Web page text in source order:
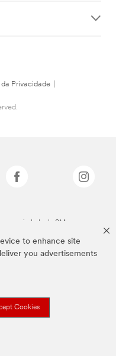
to enhance site
you advertisements
Cookies
Privacidade
propriedade da 3M.